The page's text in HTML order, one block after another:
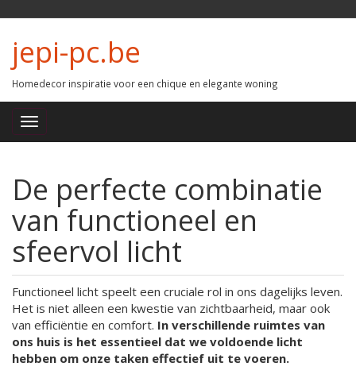
jepi-pc.be
Homedecor inspiratie voor een chique en elegante woning
De perfecte combinatie
van functioneel en
sfeervol licht
Functioneel licht speelt een cruciale rol in ons dagelijks leven.
Het is niet alleen een kwestie van zichtbaarheid, maar ook
van efficiëntie en comfort. In verschillende ruimtes van
ons huis is het essentieel dat we voldoende licht
hebben om onze taken effectief uit te voeren.